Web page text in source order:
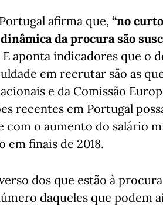
afirma que, “no
da procura são
E aponta indicadores que o
em recrutar são as
e da Comissão
recentes em Portugal
com o aumento do salário
em finais de 2018.
dos que estão à
daqueles que podem